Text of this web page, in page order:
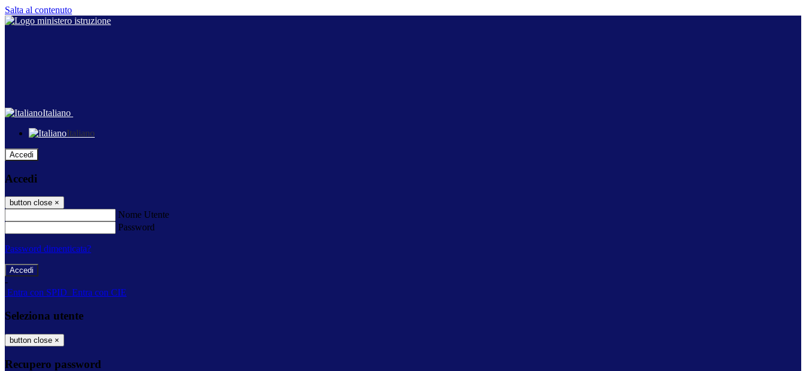
Salta al contenuto
Italiano
Italiano
Accedi
Accedi
button close ×
Nome Utente
Password
Password dimenticata?
-
Entra con SPID Entra con CIE
Seleziona utente
button close ×
Recupero password